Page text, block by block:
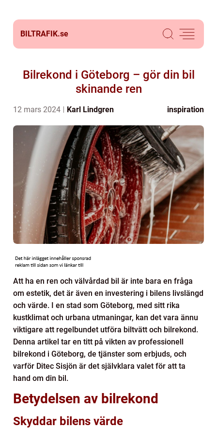
BILTRAFIK.se
Bilrekond i Göteborg – gör din bil
skinande ren
12 mars 2024 Karl Lindgren inspiration
Att ha en ren och välvårdad bil är inte bara en fråga
om estetik, det är även en investering i bilens livslängd
och värde. I en stad som Göteborg, med sitt rika
kustklimat och urbana utmaningar, kan det vara ännu
viktigare att regelbundet utföra biltvätt och bilrekond.
Denna artikel tar en titt på vikten av professionell
bilrekond i Göteborg, de tjänster som erbjuds, och
varför Ditec Sisjön är det självklara valet för att ta
hand om din bil.
Betydelsen av bilrekond
Skyddar bilens värde